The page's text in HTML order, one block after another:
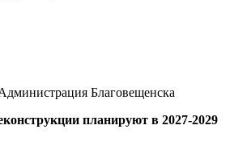
Благовещенска
планируют в 2027-2029